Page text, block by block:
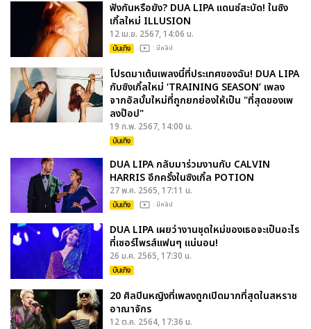
ฟังกันหรือยัง? DUA LIPA แดนซ์สะบัด! ในซิง
เกิ้ลใหม่ ILLUSION
12 เม.ย. 2567, 14:06 น.
บันเทิง : มีคลิป
โปรดมาเต้นเพลงนี้ที่ประเทศของฉัน! DUA LIPA
กับซิงเกิ้ลใหม่ ‘TRAINING SEASON’ เพลง
จากอัลบั้มใหม่ที่ถูกยกย่องให้เป็น "ที่สุดของเพ
ลงป๊อป"
19 ก.พ. 2567, 14:00 น.
บันเทิง
DUA LIPA กลับมาร่วมงานกับ CALVIN
HARRIS อีกครั้งในซิงเกิ้ล POTION
27 พ.ค. 2565, 17:11 น.
บันเทิง : มีคลิป
DUA LIPA เผยว่างานชุดใหม่ของเธอจะเป็นอะไร
ที่เซอร์ไพรส์แฟนๆ แน่นอน!
26 ม.ค. 2565, 17:30 น.
บันเทิง
20 ศิลปินหญิงที่เพลงถูกเปิดมากที่สุดในสหราช
อาณาจักร
12 ต.ค. 2564, 17:36 น.